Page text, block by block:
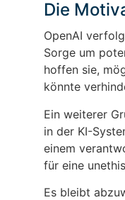
Die
OpenAI
Sorge um
hoffen sie,
könnte
Ein weiterer
in der KI-
einem
für eine
Es bleibt